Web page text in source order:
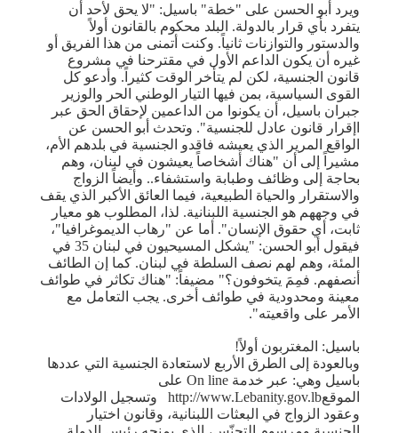
ويرد أبو الحسن على "خطة" باسيل: "لا يحق لأحد أن
يتفرد بأي قرار بالدولة. البلد محكوم بالقانون أولاً
والدستور والتوازنات ثانياً. وكنت أتمنى من هذا الفريق أو
غيره أن يكون الداعم الأول في مقترحنا في مشروع
قانون الجنسية، لكن لم يتأخر الوقت كثيراً. وأدعو كل
القوى السياسية، بمن فيها التيار الوطني الحر والوزير
جبران باسيل، أن يكونوا من الداعمين لإحقاق الحق عبر
اإقرار قانون عادل للجنسية". وتحدث أبو الحسن عن
الواقع المرير الذي يعيشه فاقدو الجنسية في بلدهم الأم،
مشيراً إلى أن "هناك أشخاصاً يعيشون في لبنان، وهم
بحاجة إلى وظائف وطبابة واستشفاء.. وأيضاً الزواج
والاستقرار والحياة الطبيعية، فيما العائق الأكبر الذي يقف
في وجههم هو الجنسية اللبنانية. لذا، المطلوب هو معيار
ثابت، أي حقوق الإنسان". أما عن "رهاب الديموغرافيا"،
فيقول أبو الحسن: "يشكل المسيحيون في لبنان 35 في
المئة، وهم لهم نصف السلطة في لبنان. كما إن الطائف
أنصفهم. فمِمَ يتخوفون؟" مضيفاً: "هناك تكاثر في طوائف
معينة ومحدودية في طوائف أخرى. يجب التعامل مع
الأمر على واقعيته".
باسيل: المغتربون أولاً!
وبالعودة إلى الطرق الأربع لاستعادة الجنسية التي عددها
باسيل وهي: عبر خدمة On line على
الموقعhttp://www.Lebanity.gov.lb وتسجيل الولادات
وعقود الزواج في البعثات اللبنانية، وقانون اختيار